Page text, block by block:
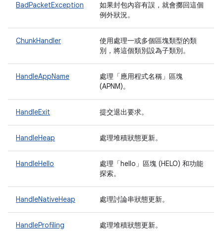
BadPacketException
如果封包內容有誤，就會擲回這個
例外狀況。
ChunkHandler
使用處理一或多個區塊類型的類
別，將這個類別設為子類別。
HandleAppName
處理「應用程式名稱」區塊
(APNM)。
HandleExit 提交退出要求。
HandleHeap 處理堆積狀態更新。
HandleHello
處理「hello」區塊 (HELO) 和功能
探索。
HandleNativeHeap 處理討論串狀態更新。
HandleProfiling 處理堆積狀態更新。